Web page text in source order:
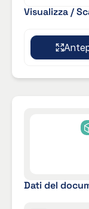
Visualizza /
Dati del